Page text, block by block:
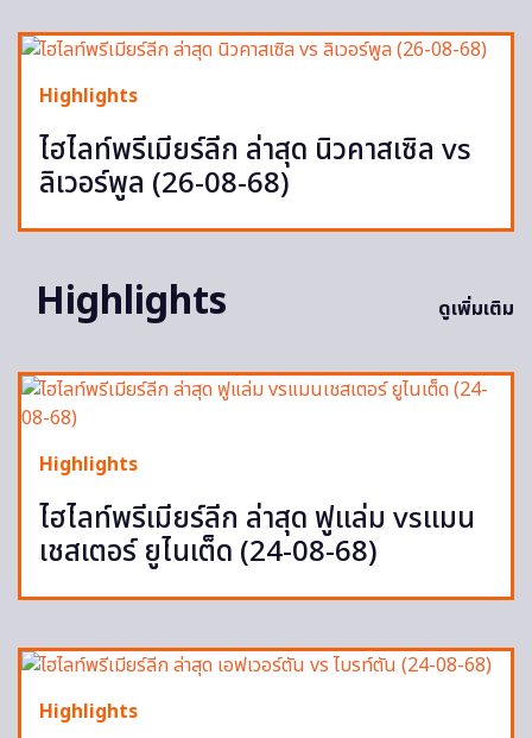
Highlights
ไฮไลท์พรีเมียร์ลีก ล่าสุด นิวคาสเซิล vs
ลิเวอร์พูล (26-08-68)
Highlights ดูเพิ่มเติม
Highlights
ไฮไลท์พรีเมียร์ลีก ล่าสุด ฟูแล่ม vsแมน
เชสเตอร์ ยูไนเต็ด (24-08-68)
Highlights